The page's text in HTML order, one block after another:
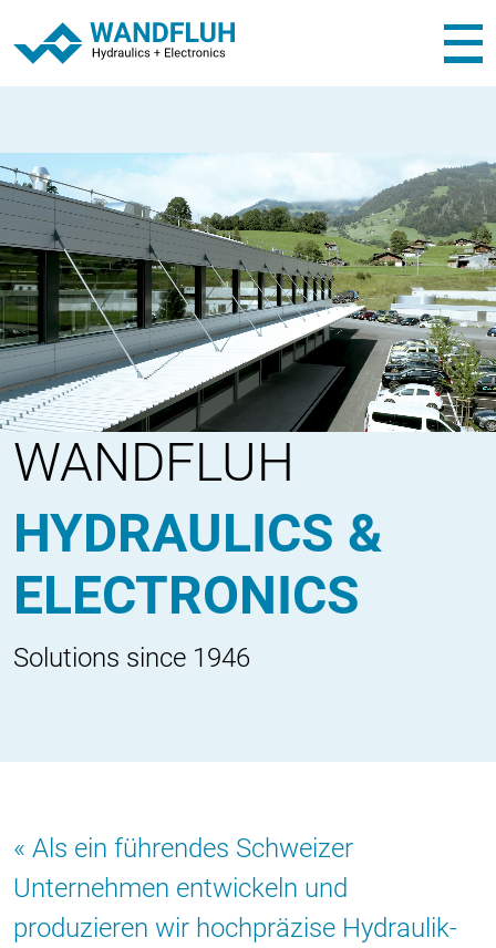
WANDFLUH
HYDRAULICS &
ELECTRONICS
Solutions since 1946
Als ein führendes Schweizer
Unternehmen entwickeln und
produzieren wir hochpräzise Hydraulik-